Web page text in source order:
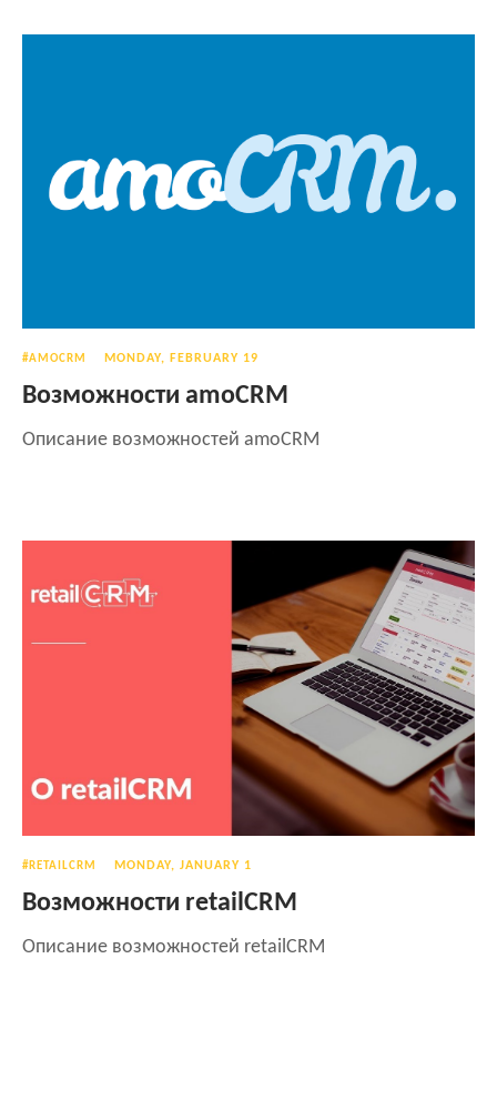
#AMOCRM MONDAY, FEBRUARY 19
Возможности amoCRM
Описание возможностей amoCRM
#RETAILCRM MONDAY, JANUARY 1
Возможности retailCRM
Описание возможностей retailCRM